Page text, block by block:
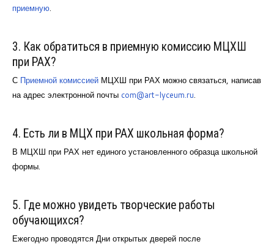
приемную.
3. Как обратиться в приемную комиссию МЦХШ
при РАХ?
С Приемной комиссией МЦХШ при РАХ можно связаться, написав
на адрес электронной почты com@art-lyceum.ru.
4. Есть ли в МЦХ при РАХ школьная форма?
В МЦХШ при РАХ нет единого установленного образца школьной
формы.
5. Где можно увидеть творческие работы
обучающихся?
Ежегодно проводятся Дни открытых дверей после